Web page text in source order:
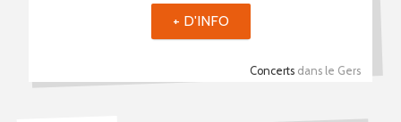
Concerts dans le Gers
+ D'INFO